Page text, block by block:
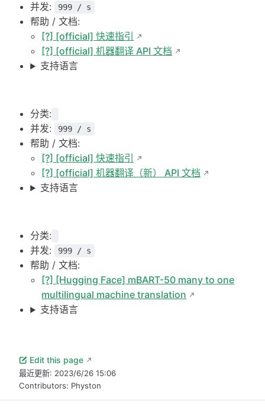
并发:
999 / s
帮助 / 文档:
[?] [official] 快速指引
[?] [official] 机器翻译 API 文档
支持语言
分类:
并发:
999 / s
帮助 / 文档:
[?] [official] 快速指引
[?] [official] 机器翻译（新） API 文档
支持语言
分类:
并发:
999 / s
帮助 / 文档:
[?] [Hugging Face] mBART-50 many to one
multilingual machine translation
支持语言
Edit this page
最近更新: 2023/6/26 15:06
Contributors: Physton